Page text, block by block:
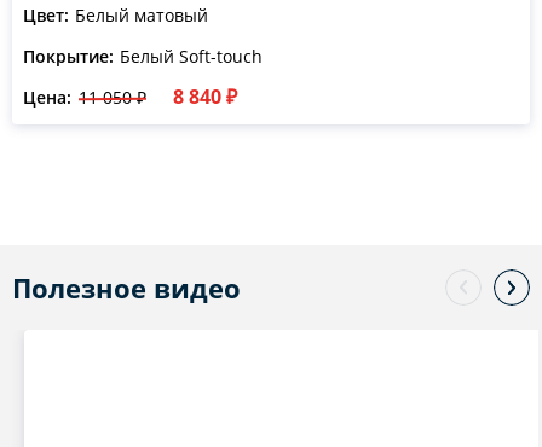
Цвет: Белый матовый
Покрытие: Белый Soft-touch
Цена: 11 050 ₽ 8 840 ₽
Полезное видео